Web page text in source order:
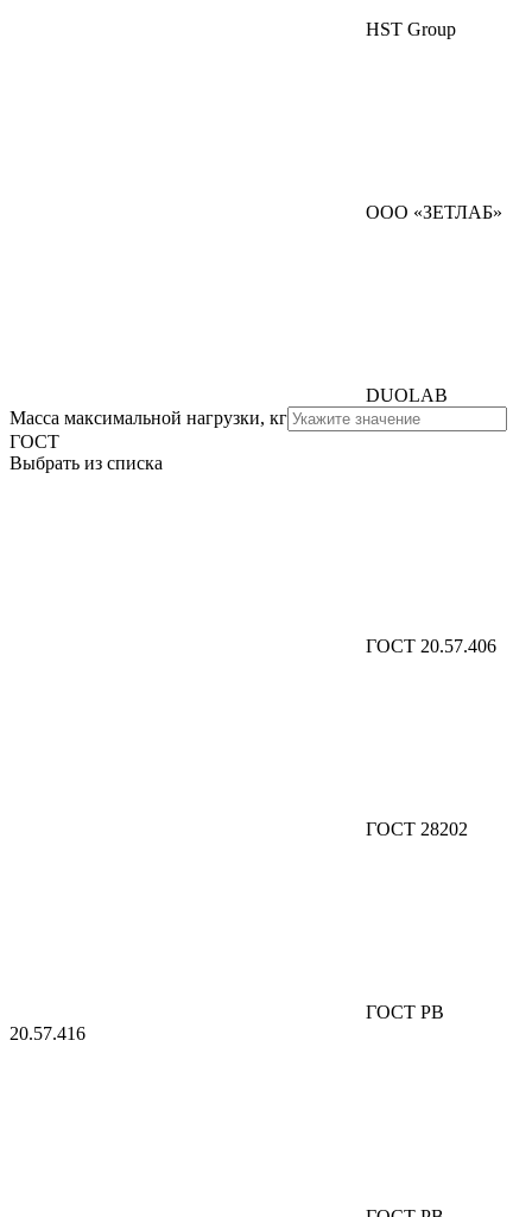
HST Group
ООО «ЗЕТЛАБ»
DUOLAB
Масса максимальной нагрузки, кг
ГОСТ
Выбрать из списка
ГОСТ 20.57.406
ГОСТ 28202
ГОСТ РВ
20.57.416